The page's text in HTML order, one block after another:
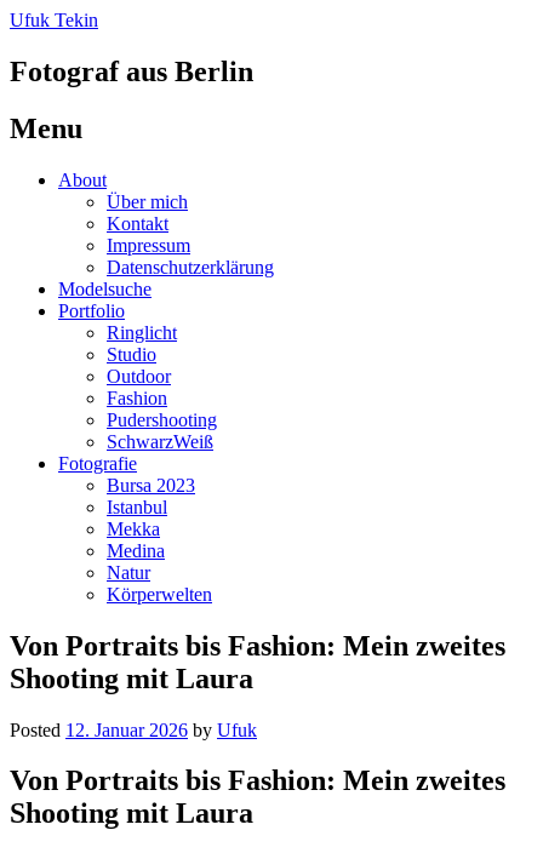
Ufuk Tekin
Fotograf aus Berlin
Menu
Skip
About
Über mich
Kontakt
Impressum
Datenschutzerklärung
Modelsuche
Portfolio
Ringlicht
Studio
Outdoor
Fashion
Pudershooting
SchwarzWeiß
Fotografie
Bursa 2023
Istanbul
Mekka
Medina
Natur
Körperwelten
Von Portraits bis Fashion: Mein zweites
Shooting mit Laura
Posted 12. Januar 2026 by Ufuk
Von Portraits bis Fashion: Mein zweites
Shooting mit Laura